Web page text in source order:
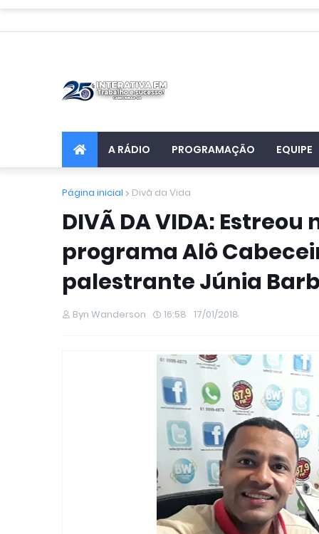
A RÁDIO PROGRAMAÇÃO EQUIPE
Página inicial Divã da Vida
DIVÃ DA VIDA:
programa Alô
palestrante Júnia
Byn Wanderson 16:58 17/01/2018